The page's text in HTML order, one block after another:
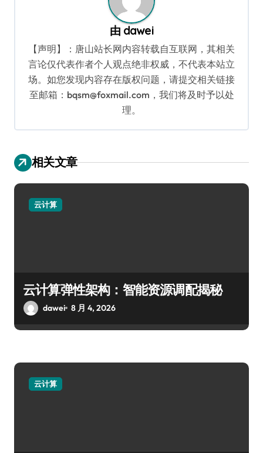
由 dawei
【声明】：唐山站长网内容转载自互联网，其相关
言论仅代表作者个人观点绝非权威，不代表本站立
场。如您发现内容存在版权问题，请提交相关链接
至邮箱：bqsm@foxmail.com，我们将及时予以处
理。
相关文章
云计算
云计算弹性架构：智能资源调配揭秘
dawei 8 月 4, 2026
云计算